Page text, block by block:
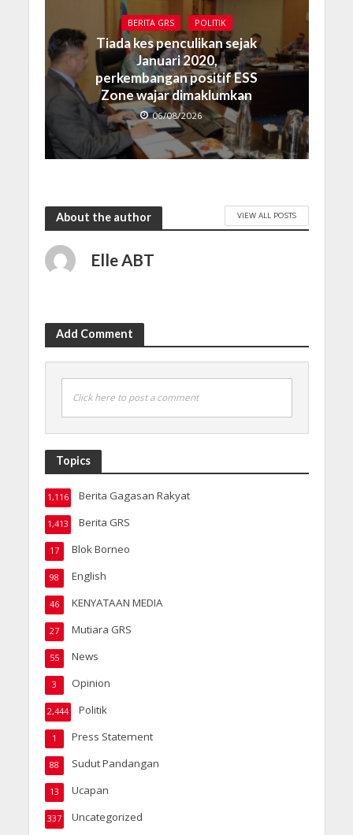
BERITA GRS POLITIK
Tiada kes penculikan sejak
Januari 2020,
perkembangan positif ESS
Zone wajar dimaklumkan
06/08/2026
About the author VIEW ALL POSTS
Elle ABT
Add Comment
Click here to post a comment
Topics
Berita Gagasan Rakyat
1,116
Berita GRS
1,413
Blok Borneo
17
English
98
KENYATAAN MEDIA
46
Mutiara GRS
27
News
55
Opinion
3
Politik
2,444
Press Statement
1
Sudut Pandangan
88
Ucapan
13
Uncategorized
337